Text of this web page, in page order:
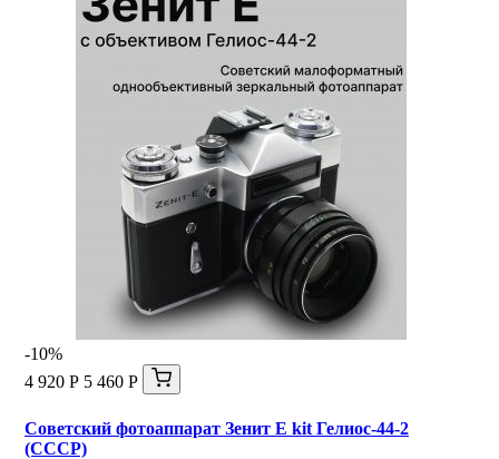
-10%
4 920 Р 5 460 Р
Советский фотоаппарат Зенит Е kit Гелиос-44-2
(СССР)